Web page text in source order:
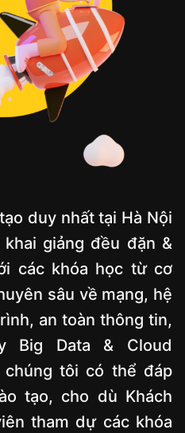
duy nhất tại Hà Nội
giảng đều đặn &
các khóa học từ cơ
sâu về mạng, hệ
an toàn thông tin,
Big Data & Cloud
tôi có thể đáp
tạo, cho dù Khách
tham dự các khóa